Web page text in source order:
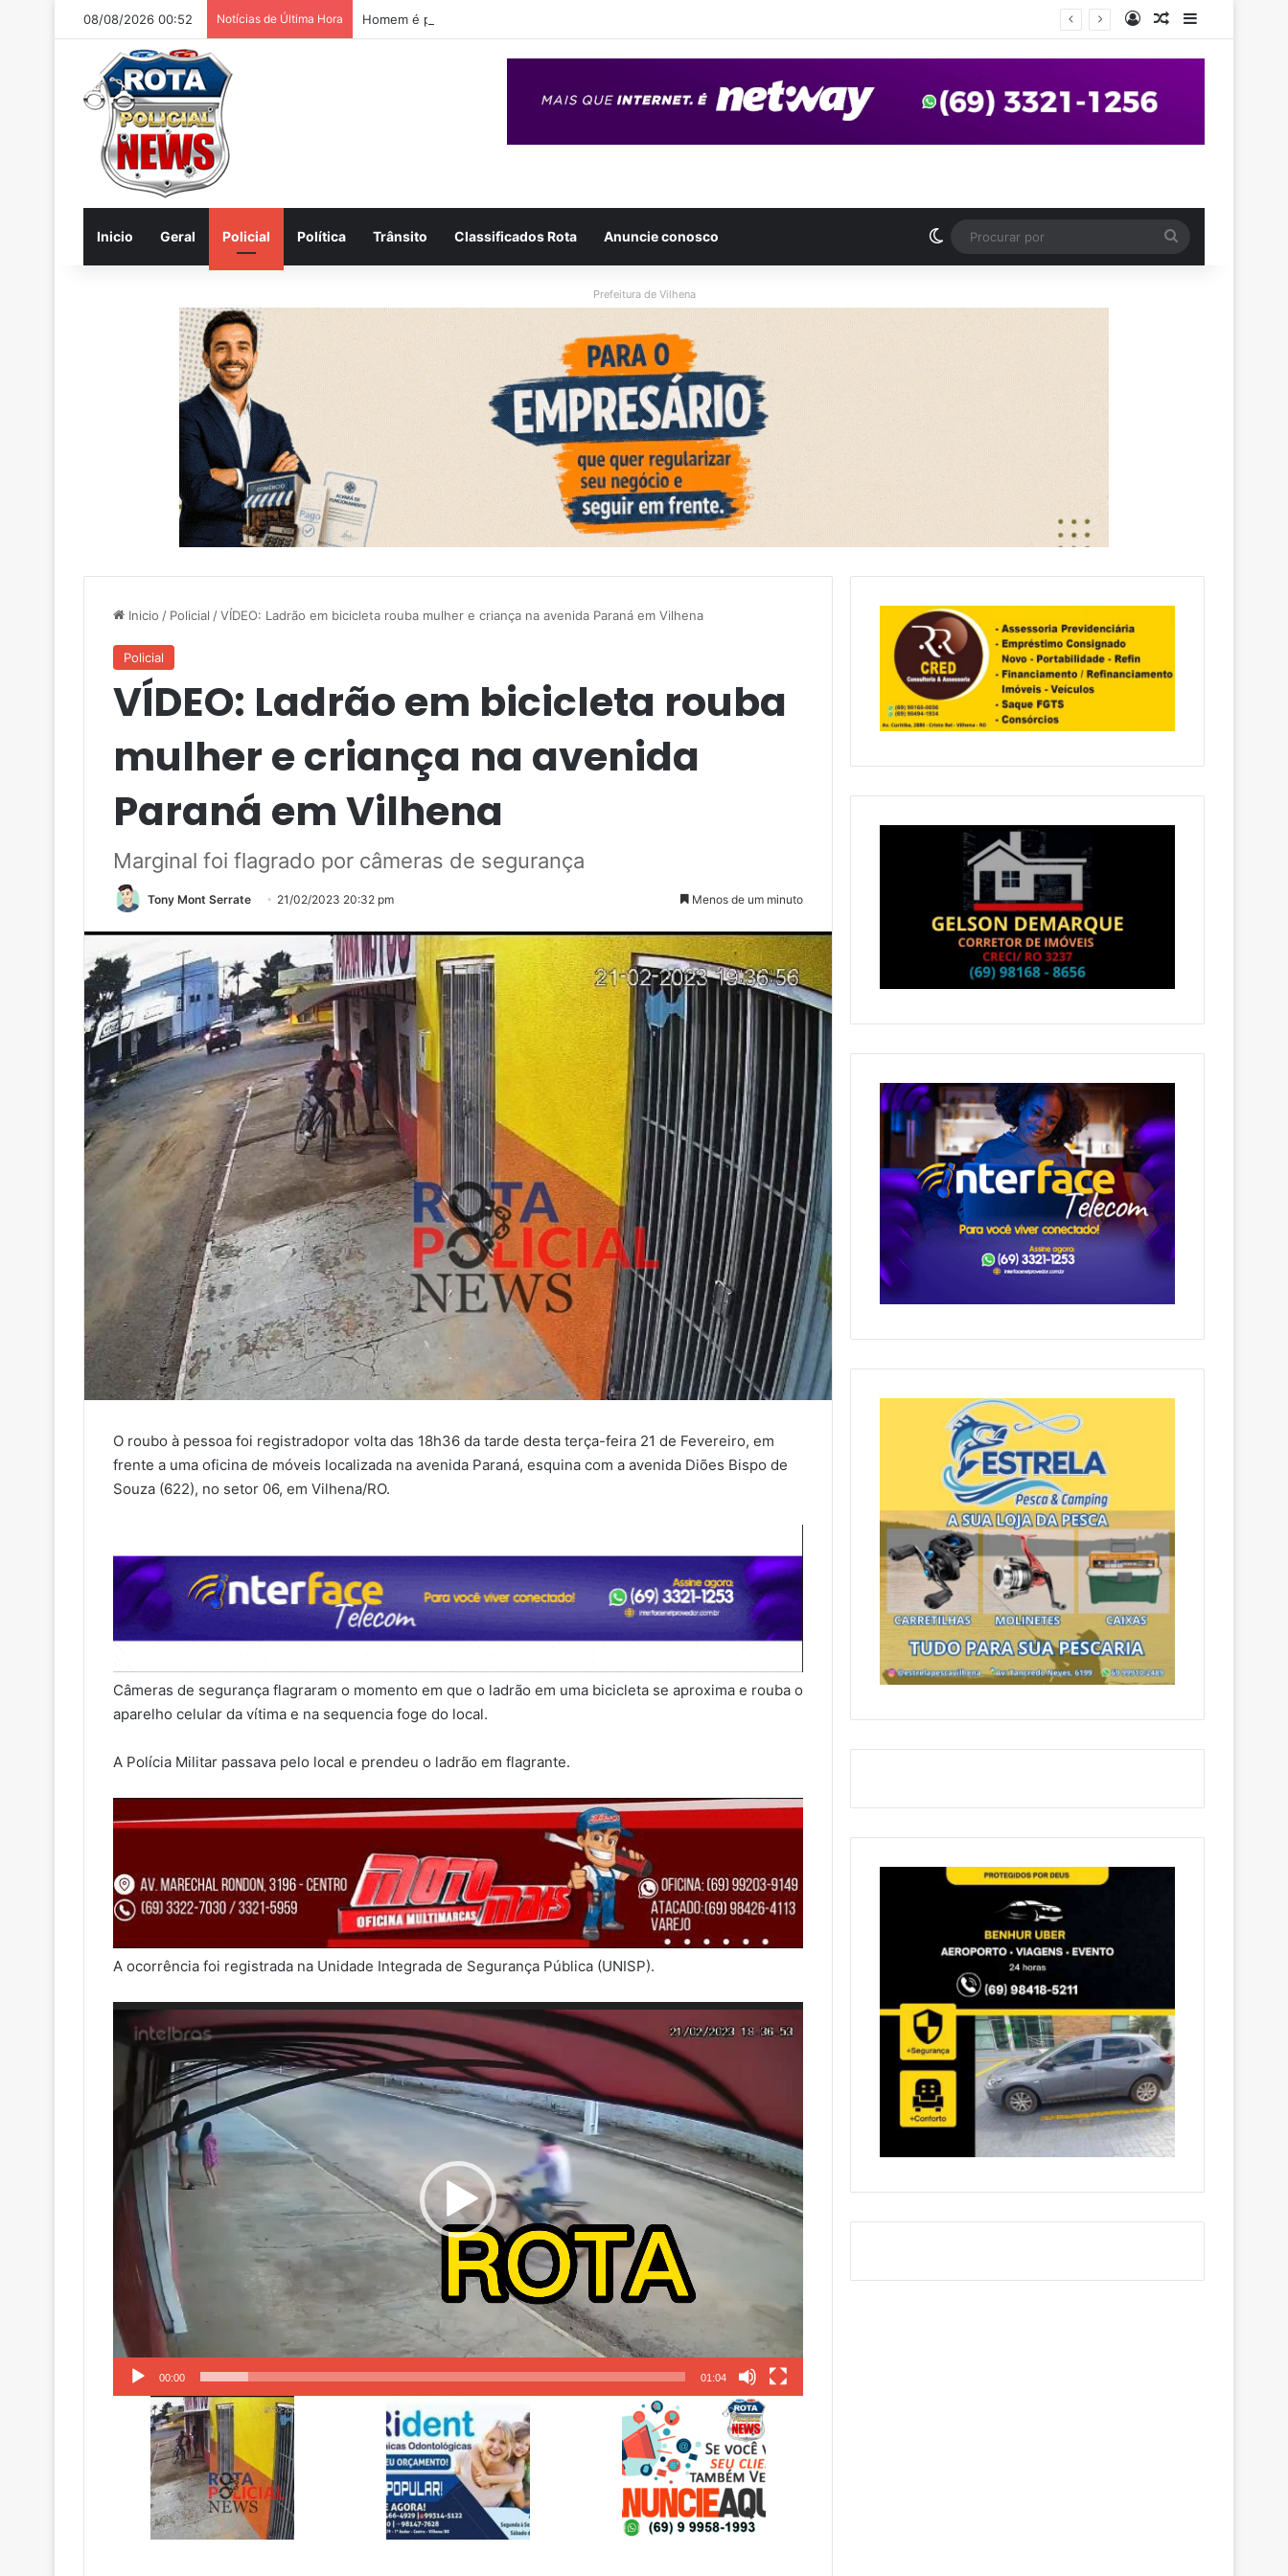
08/08/2026 00:52 Notícias de Última Hora Homem é preso após ser flagrado repassando porção de maconha a garoto de 14 anos em praça de Vilhena EntrarArtigo aleatório
Inicio Geral Policial Política Trânsito Classificados Rota Anuncie conosco Switch skin
por
Prefeitura de Vilhena
Inicio / Policial /VÍDEO: Ladrão em bicicleta rouba mulher e criança na avenida Paraná em Vilhena
Policial
VÍDEO: Ladrão em bicicleta rouba
mulher e criança na avenida
Paraná em Vilhena
Marginal foi flagrado por câmeras de segurança
Tony Mont Serrate 21/02/2023 20:32 pm Menos de um minuto
O roubo à pessoa foi registradopor volta das 18h36 da tarde desta terça-feira 21 de Fevereiro, em
frente a uma oficina de móveis localizada na avenida Paraná, esquina com a avenida Diões Bispo de
Souza (622), no setor 06, em Vilhena/RO.
Câmeras de segurança flagraram o momento em que o ladrão em uma bicicleta se aproxima e rouba o
aparelho celular da vítima e na sequencia foge do local.
A Polícia Militar passava pelo local e prendeu o ladrão em flagrante.
A ocorrência foi registrada na Unidade Integrada de Segurança Pública (UNISP).
Tocador
vídeo
00:00 01:04